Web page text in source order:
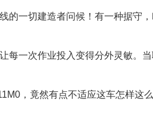
一切建造者问候！有一种据守，
一次作业投入变得分外灵敏。当
，竟然有点不适应这车怎样这么